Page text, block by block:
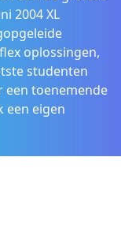
2004 XL
oplossingen,
studenten
een toenemende
een eigen